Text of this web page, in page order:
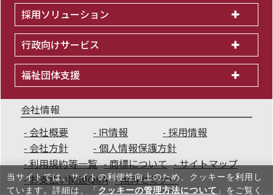
採用ソリューション
行政向けサービス
福祉団体支援
会社情報
会社概要
IR情報
採用情報
会社方針
個人情報保護方針
利用規約等一覧
商標について
サイトマップ
お支払い関連Q&A
無料セミナー
当サイトでは、サイトの利便性向上のため、クッキーを利⽤し
ています。詳細は、「 クッキーの管理方法について 」をご覧く